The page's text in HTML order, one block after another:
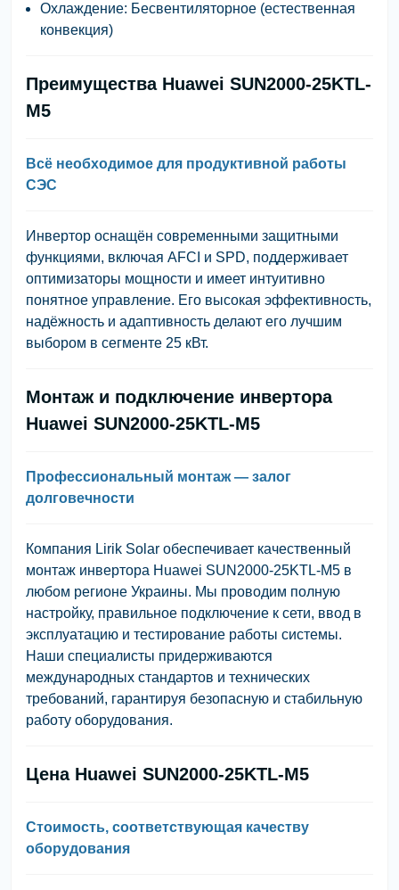
Охлаждение: Бесвентиляторное (естественная
конвекция)
Преимущества Huawei SUN2000-25KTL-
M5
Всё необходимое для продуктивной работы
СЭС
Инвертор оснащён современными защитными
функциями, включая AFCI и SPD, поддерживает
оптимизаторы мощности и имеет интуитивно
понятное управление. Его высокая эффективность,
надёжность и адаптивность делают его лучшим
выбором в сегменте 25 кВт.
Монтаж и подключение инвертора
Huawei SUN2000-25KTL-M5
Профессиональный монтаж — залог
долговечности
Компания Lirik Solar обеспечивает качественный
монтаж инвертора Huawei SUN2000-25KTL-M5 в
любом регионе Украины. Мы проводим полную
настройку, правильное подключение к сети, ввод в
эксплуатацию и тестирование работы системы.
Наши специалисты придерживаются
международных стандартов и технических
требований, гарантируя безопасную и стабильную
работу оборудования.
Цена Huawei SUN2000-25KTL-M5
Стоимость, соответствующая качеству
оборудования